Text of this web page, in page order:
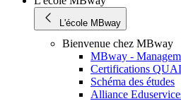
L'école MBway
Bienvenue chez MBway
MBway -
Certifications
Schéma des études
Alliance